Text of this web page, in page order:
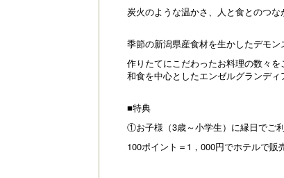
炭火のような温かさ、人と食とのつ
季節の新潟県産食材を生かしたデモ
作りたてにこだわったお料理の数々を
和食を中心としたエンゼルグランディ
■特典
①お子様（3歳～小学生）に縁日でご
100ポイント＝1，000円でホテルで販